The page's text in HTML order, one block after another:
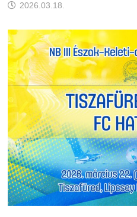
2026.03.18.